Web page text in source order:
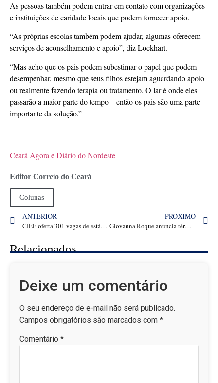
As pessoas também podem entrar em contato com organizações
e instituições de caridade locais que podem fornecer apoio.
“As próprias escolas também podem ajudar, algumas oferecem
serviços de aconselhamento e apoio”, diz Lockhart.
“Mas acho que os pais podem subestimar o papel que podem
desempenhar, mesmo que seus filhos estejam aguardando apoio
ou realmente fazendo terapia ou tratamento. O lar é onde eles
passarão a maior parte do tempo – então os pais são uma parte
importante da solução.”
Ceará Agora e Diário do Nordeste
Editor Correio do Ceará
Colunas
ANTERIOR
CIEE oferta 301 vagas de estágio em diversas áreas no CE
PRÓXIMO
Giovanna Roque anuncia término com MC Ryan após flagra: ‘Não existe mudança pra lixo’
Relacionados
Deixe um comentário
O seu endereço de e-mail não será publicado.
Campos obrigatórios são marcados com *
Comentário *